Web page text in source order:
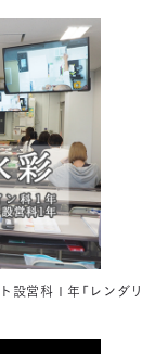
設営科１年「レンダリ